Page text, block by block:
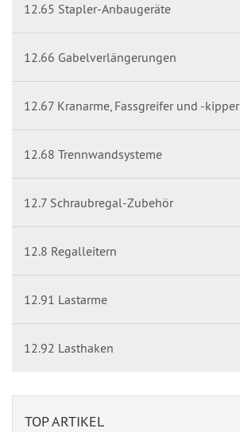
12.65 Stapler-Anbaugeräte
12.66 Gabelverlängerungen
12.67 Kranarme, Fassgreifer und -kipper
12.68 Trennwandsysteme
12.7 Schraubregal-Zubehör
12.8 Regalleitern
12.91 Lastarme
12.92 Lasthaken
TOP ARTIKEL